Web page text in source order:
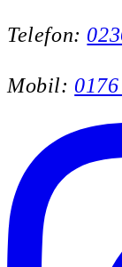
Telefon:
Mobil: